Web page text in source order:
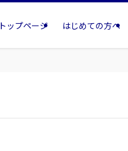
トップページ はじめての方へ